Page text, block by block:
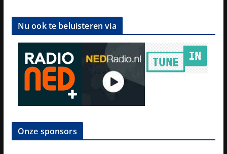
Nu ook te beluisteren via
Onze sponsors